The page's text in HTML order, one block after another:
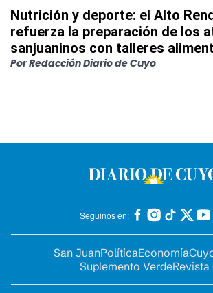
Nutrición y deporte: el Alto
refuerza la preparación de los
sanjuaninos con talleres
PorRedacción Diario de Cuyo
Seguinos en:
San JuanPolíticaEconomía
Suplemento VerdeRevista